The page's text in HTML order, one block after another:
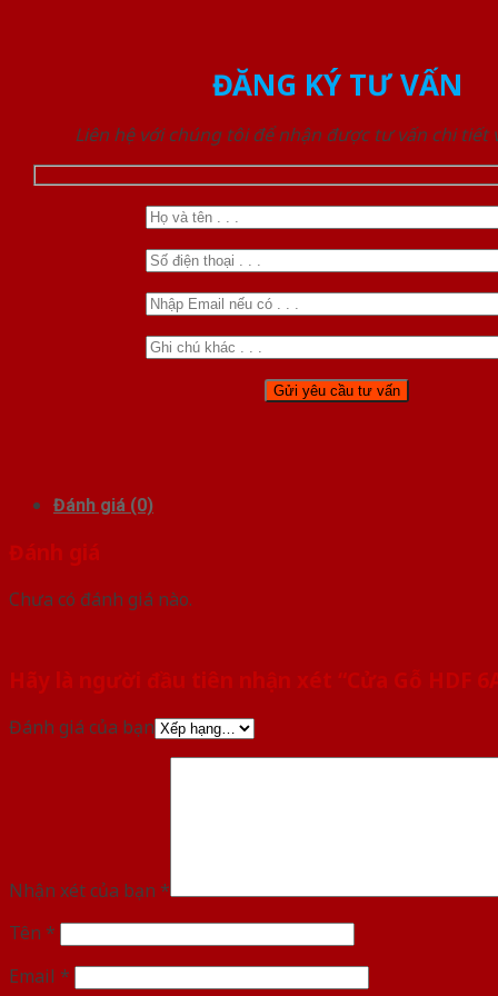
ĐĂNG KÝ TƯ VẤN
Liên hệ với chúng tôi để nhận được tư vấn chi tiết
Đánh giá (0)
Đánh giá
Chưa có đánh giá nào.
Hãy là người đầu tiên nhận xét “Cửa Gỗ HDF
Đánh giá của bạn
Nhận xét của bạn *
Tên *
Email *